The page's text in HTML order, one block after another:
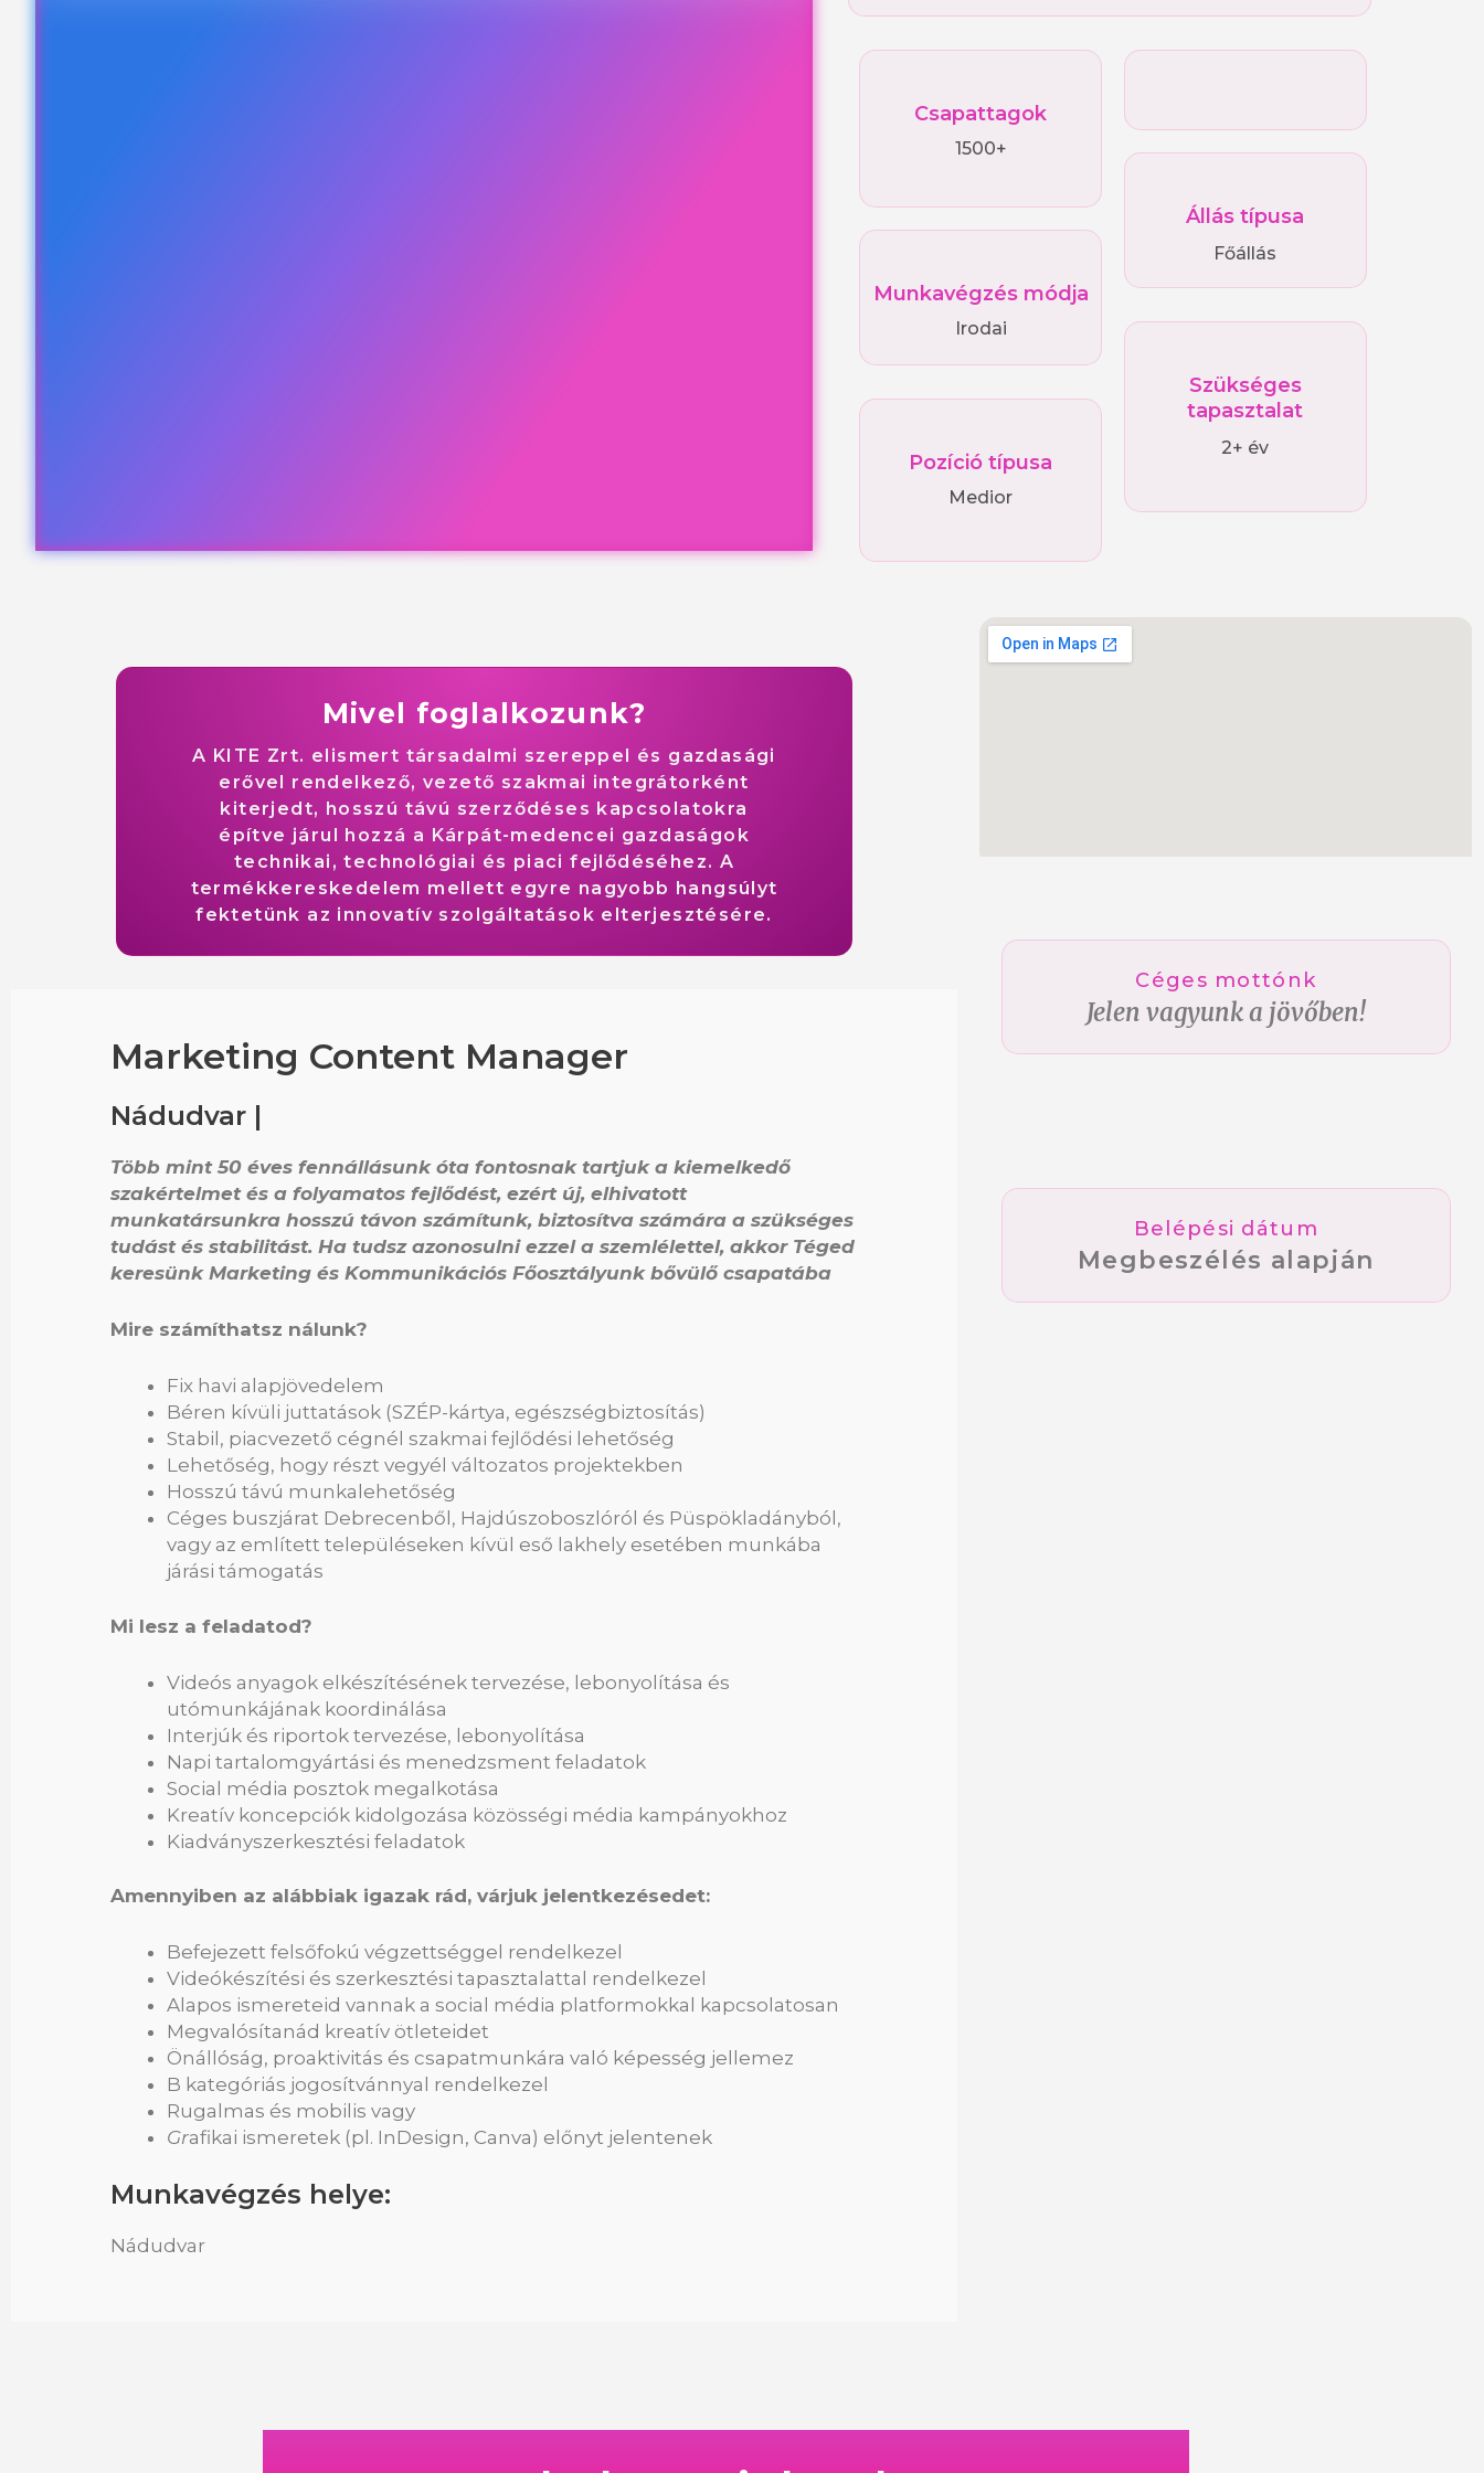
Csapattagok
1500+
Munkavégzés módja
Irodai
Pozíció típusa
Medior
Állás típusa
Főállás
Szükséges
tapasztalat
2+ év
Mivel foglalkozunk?
A KITE Zrt. elismert társadalmi szereppel és gazdasági
erővel rendelkező, vezető szakmai integrátorként
kiterjedt, hosszú távú szerződéses kapcsolatokra
építve járul hozzá a Kárpát-medencei gazdaságok
technikai, technológiai és piaci fejlődéséhez. A
termékkereskedelem mellett egyre nagyobb hangsúlyt
fektetünk az innovatív szolgáltatások elterjesztésére.
Marketing Content Manager
Nádudvar |
Több mint 50 éves fennállásunk óta fontosnak tartjuk a kiemelkedő
szakértelmet és a folyamatos fejlődést, ezért új, elhivatott
munkatársunkra hosszú távon számítunk, biztosítva számára a szükséges
tudást és stabilitást. Ha tudsz azonosulni ezzel a szemlélettel, akkor Téged
keresünk Marketing és Kommunikációs Főosztályunk bővülő csapatába
Mire számíthatsz nálunk?
Fix havi alapjövedelem
Béren kívüli juttatások (SZÉP-kártya, egészségbiztosítás)
Stabil, piacvezető cégnél szakmai fejlődési lehetőség
Lehetőség, hogy részt vegyél változatos projektekben
Hosszú távú munkalehetőség
Céges buszjárat Debrecenből, Hajdúszoboszlóról és Püspökladányból,
vagy az említett településeken kívül eső lakhely esetében munkába
járási támogatás
Mi lesz a feladatod?
Videós anyagok elkészítésének tervezése, lebonyolítása és
utómunkájának koordinálása
Interjúk és riportok tervezése, lebonyolítása
Napi tartalomgyártási és menedzsment feladatok
Social média posztok megalkotása
Kreatív koncepciók kidolgozása közösségi média kampányokhoz
Kiadványszerkesztési feladatok
Amennyiben az alábbiak igazak rád, várjuk jelentkezésedet:
Befejezett felsőfokú végzettséggel rendelkezel
Videókészítési és szerkesztési tapasztalattal rendelkezel
Alapos ismereteid vannak a social média platformokkal kapcsolatosan
Megvalósítanád kreatív ötleteidet
Önállóság, proaktivitás és csapatmunkára való képesség jellemez
B kategóriás jogosítvánnyal rendelkezel
Rugalmas és mobilis vagy
Grafikai ismeretek (pl. InDesign, Canva) előnyt jelentenek
Munkavégzés helye:
Nádudvar
Céges mottónk
Jelen vagyunk a jövőben!
Belépési dátum
Megbeszélés alapján